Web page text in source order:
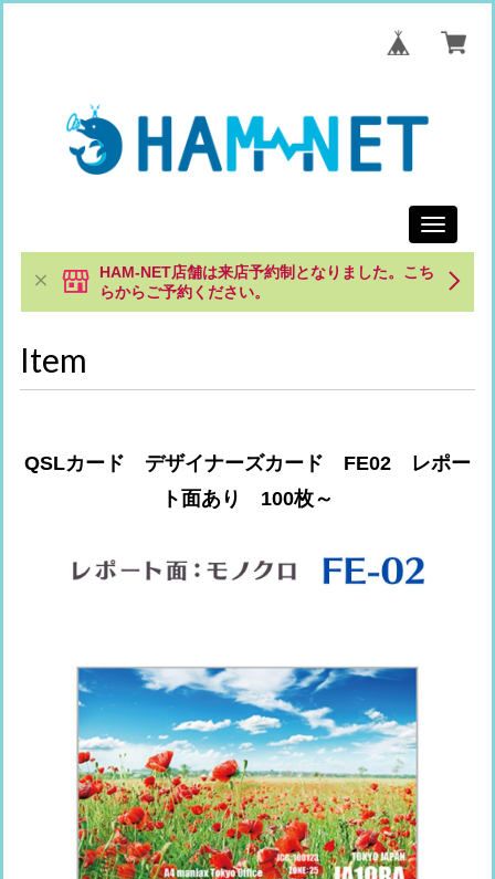
Toggle
HAM-NET店舗は来店予約制となりました。こち
らからご予約ください。
Item
QSLカード デザイナーズカード FE02 レポー
ト面あり 100枚～